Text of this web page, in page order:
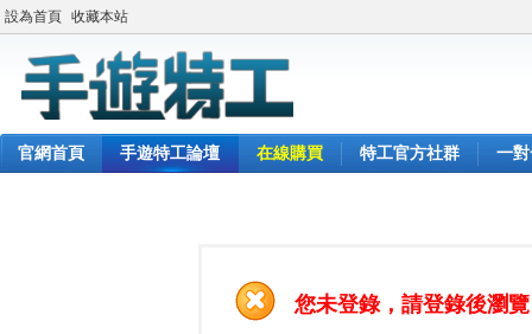
設為首頁 收藏本站
官網首頁 手遊特工論壇 在線購買 特工官方社群 一
您未登錄，請登錄後瀏